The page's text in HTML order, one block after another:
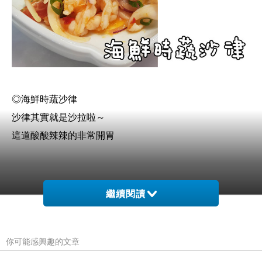
◎海鮮時蔬沙律
沙律其實就是沙拉啦～
這道酸酸辣辣的非常開胃
繼續閱讀
你可能感興趣的文章